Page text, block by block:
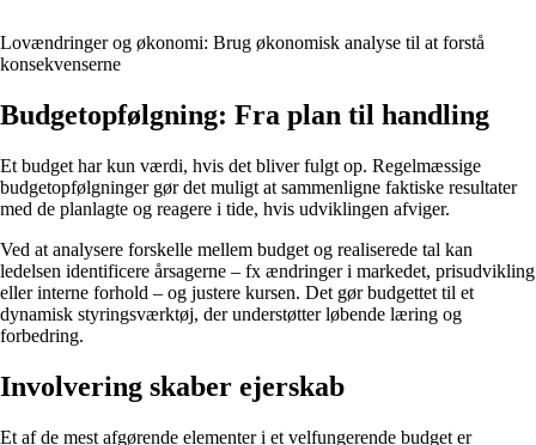
Lovændringer og økonomi: Brug økonomisk analyse til at forstå
konsekvenserne
Budgetopfølgning: Fra plan til handling
Et budget har kun værdi, hvis det bliver fulgt op. Regelmæssige
budgetopfølgninger gør det muligt at sammenligne faktiske resultater
med de planlagte og reagere i tide, hvis udviklingen afviger.
Ved at analysere forskelle mellem budget og realiserede tal kan
ledelsen identificere årsagerne – fx ændringer i markedet, prisudvikling
eller interne forhold – og justere kursen. Det gør budgettet til et
dynamisk styringsværktøj, der understøtter løbende læring og
forbedring.
Involvering skaber ejerskab
Et af de mest afgørende elementer i et velfungerende budget er